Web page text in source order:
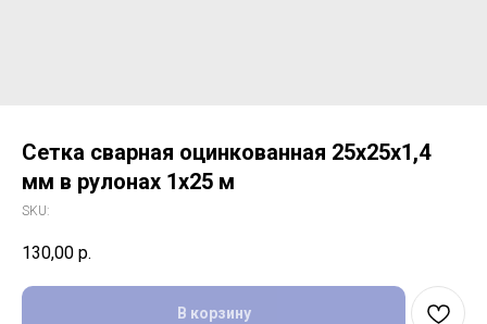
Сетка сварная оцинкованная 25х25х1,4
мм в рулонах 1х25 м
SKU:
130,00 р.
В корзину